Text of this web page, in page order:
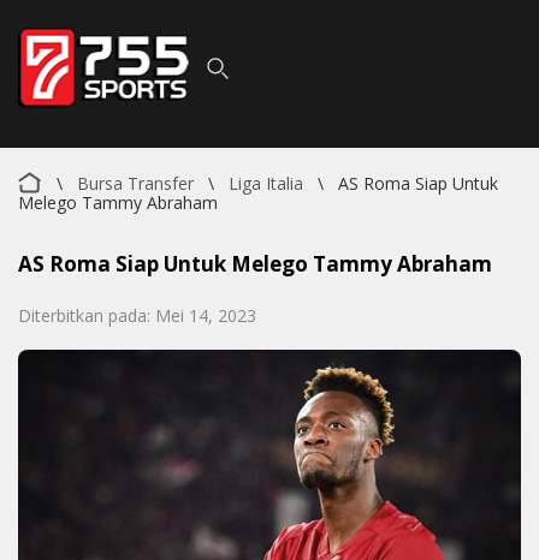
\ Bursa Transfer \ Liga Italia \
AS Roma Siap Untuk
Melego Tammy Abraham
AS Roma Siap Untuk Melego Tammy Abraham
Diterbitkan pada: Mei 14, 2023